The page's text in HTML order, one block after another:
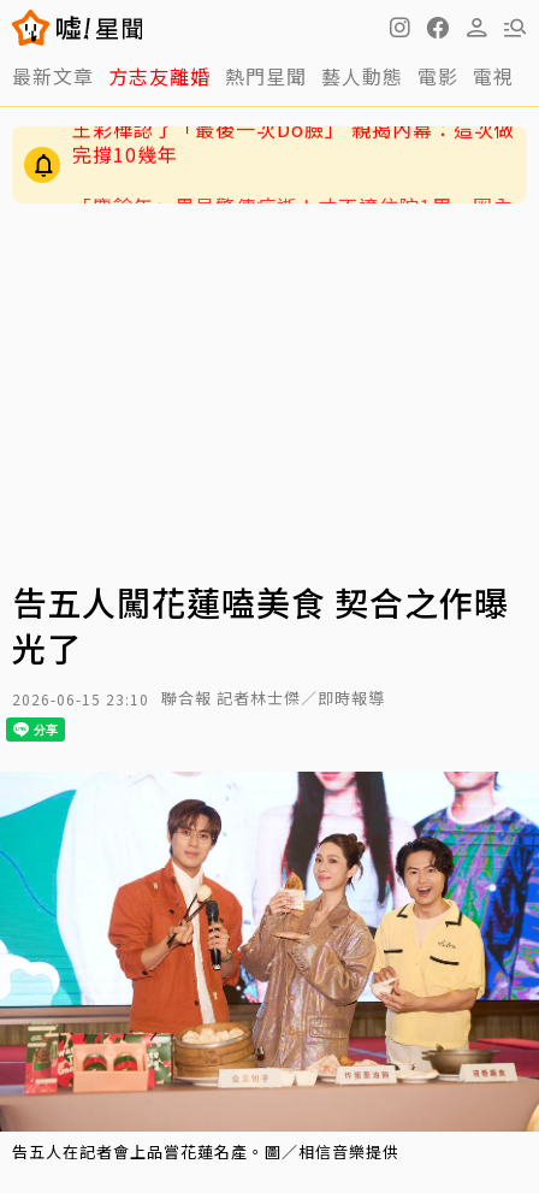
最新文章 方志友離婚 熱門星聞 藝人動態 電影 電視
「慶餘年」男星驚傳病逝！才不適住院1周 圈內
告五人闖花蓮嗑美食 契合之作曝
光了
2026-06-15 23:10 聯合報 記者林士傑／即時報導
告五人在記者會上品嘗花蓮名產。圖／相信音樂提供